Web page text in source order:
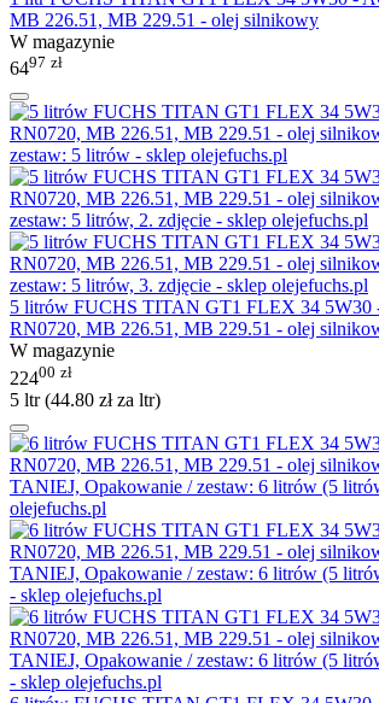
MB 226.51, MB 229.51 - olej silnikowy
W magazynie
6497 zł
5 litrów FUCHS TITAN GT1 FLEX 34 5W30
RN0720, MB 226.51, MB 229.51 - olej
W magazynie
22400 zł
5 ltr (44.80 złza ltr)